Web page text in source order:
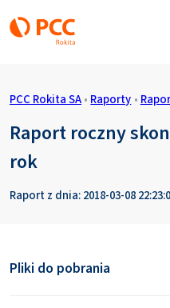
PCC Rokita SA • Raporty •
Raport roczny
rok
Raport z dnia: 2018-03-08
Pliki do pobrania